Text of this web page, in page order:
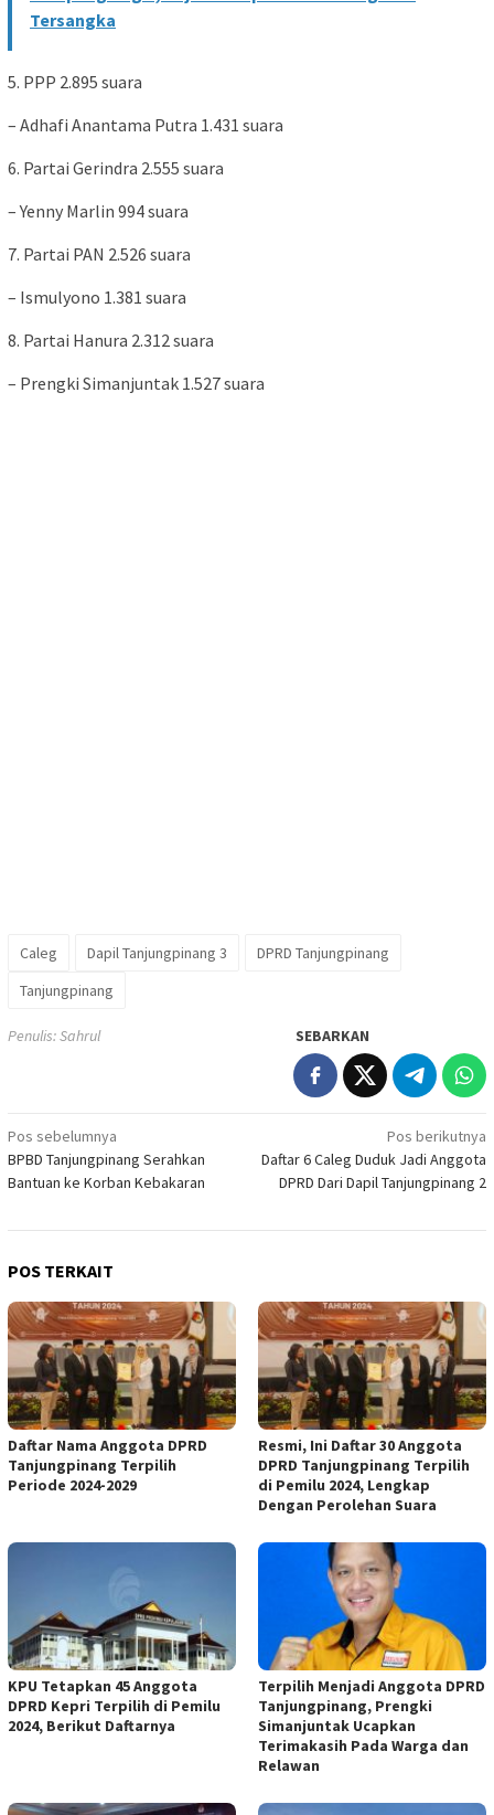
Tersangka
5. PPP 2.895 suara
– Adhafi Anantama Putra 1.431 suara
6. Partai Gerindra 2.555 suara
– Yenny Marlin 994 suara
7. Partai PAN 2.526 suara
– Ismulyono 1.381 suara
8. Partai Hanura 2.312 suara
– Prengki Simanjuntak 1.527 suara
Caleg Dapil Tanjungpinang 3
DPRD Tanjungpinang
Tanjungpinang
Penulis: Sahrul SEBARKAN
Navigasi
pos
Pos sebelumnya
BPBD Tanjungpinang Serahkan
Bantuan ke Korban Kebakaran
Pos berikutnya
Daftar 6 Caleg Duduk Jadi Anggota
DPRD Dari Dapil Tanjungpinang 2
POS TERKAIT
Daftar Nama Anggota DPRD
Tanjungpinang Terpilih
Periode 2024-2029
Resmi, Ini Daftar 30 Anggota
DPRD Tanjungpinang Terpilih
di Pemilu 2024, Lengkap
Dengan Perolehan Suara
KPU Tetapkan 45 Anggota
DPRD Kepri Terpilih di Pemilu
2024, Berikut Daftarnya
Terpilih Menjadi Anggota DPRD
Tanjungpinang, Prengki
Simanjuntak Ucapkan
Terimakasih Pada Warga dan
Relawan